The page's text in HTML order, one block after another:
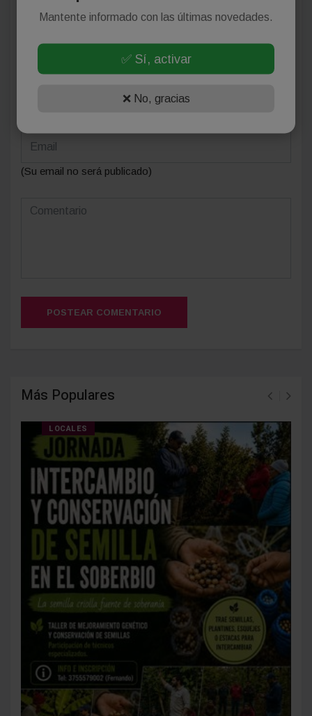
Deja tu comentario
(Su email no será publicado)
POSTEAR COMENTARIO
Más Populares
LOCALES
Mantente informado con las últimas novedades.
✅ Sí, activar
❌ No, gracias